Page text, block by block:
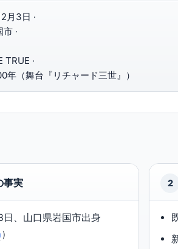
月3日 ·
·
TRUE ·
年（舞台『リチャード三世』）
事実
日、山口県岩国市出身
）
2